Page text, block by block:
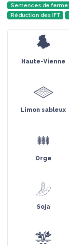
Semences de ferme
Réduction des IFT
Haute-Vienne
Limon sableux
Orge
Soja